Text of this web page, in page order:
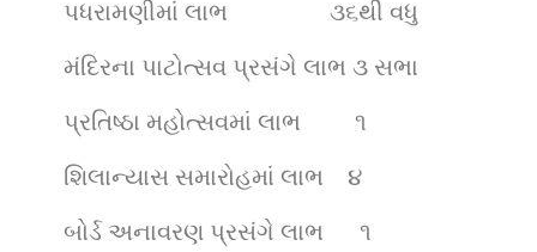
પધરામણીમાં લાભ ૩૬થી વધુ
મંદિરના પાટોત્સવ પ્રસંગે લાભ ૩ સભા
પ્રતિષ્ઠા મહોત્સવમાં લાભ ૧
શિલાન્યાસ સમારોહમાં લાભ ૪
બોર્ડ અનાવરણ પ્રસંગે લાભ ૧